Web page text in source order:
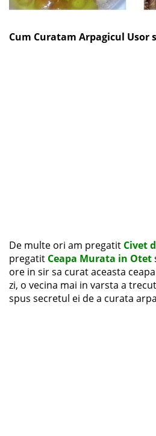
Cum Curatam Arpagicul Usor
De multe ori am pregatit Civet
pregatit Ceapa Murata in Otet
ore in sir sa curat aceasta
zi, o vecina mai in varsta a
spus secretul ei de a curata